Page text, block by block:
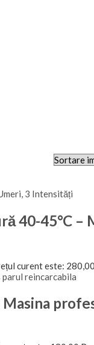
40-45°C –
curent este: